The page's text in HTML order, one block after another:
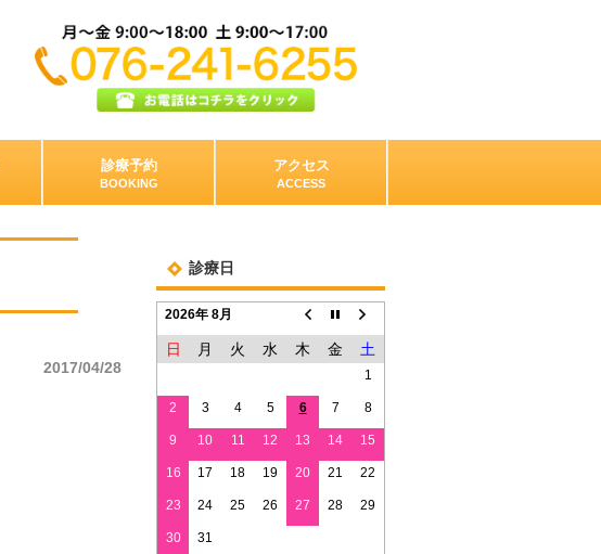
診療予約
BOOKING
アクセス
ACCESS
2017/04/28
診療日
2026年 8月
日 月 火 水 木 金 土
1
2 3 4 5 6 7 8
9 10 11 12 13 14 15
16 17 18 19 20 21 22
23 24 25 26 27 28 29
30 31